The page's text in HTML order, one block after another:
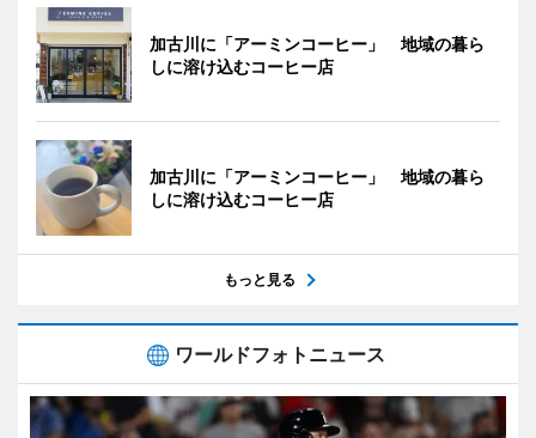
加古川に「アーミンコーヒー」 地域の暮ら
しに溶け込むコーヒー店
加古川に「アーミンコーヒー」 地域の暮ら
しに溶け込むコーヒー店
もっと見る
ワールドフォトニュース